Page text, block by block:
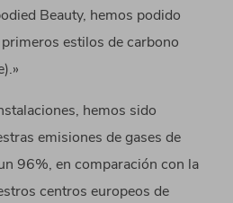
Beauty, hemos podido
estilos de carbono
hemos sido
emisiones de gases de
96%, en comparación con la
centros europeos de